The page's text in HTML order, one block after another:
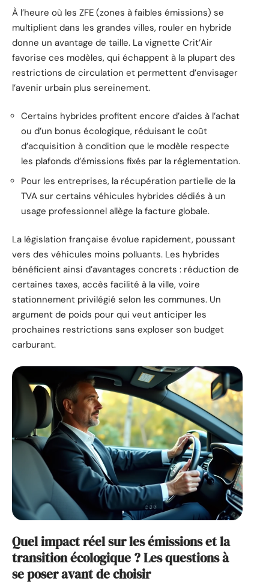
À l’heure où les ZFE (zones à faibles émissions) se
multiplient dans les grandes villes, rouler en hybride
donne un avantage de taille. La vignette Crit’Air
favorise ces modèles, qui échappent à la plupart des
restrictions de circulation et permettent d’envisager
l’avenir urbain plus sereinement.
Certains hybrides profitent encore d’aides à l’achat
ou d’un bonus écologique, réduisant le coût
d’acquisition à condition que le modèle respecte
les plafonds d’émissions fixés par la réglementation.
Pour les entreprises, la récupération partielle de la
TVA sur certains véhicules hybrides dédiés à un
usage professionnel allège la facture globale.
La législation française évolue rapidement, poussant
vers des véhicules moins polluants. Les hybrides
bénéficient ainsi d’avantages concrets : réduction de
certaines taxes, accès facilité à la ville, voire
stationnement privilégié selon les communes. Un
argument de poids pour qui veut anticiper les
prochaines restrictions sans exploser son budget
carburant.
Quel impact réel sur les émissions et la
transition écologique ? Les questions à
se poser avant de choisir